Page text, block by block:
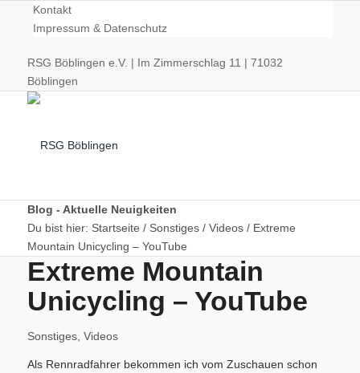
Kontakt
Impressum & Datenschutz
RSG Böblingen e.V. | Im Zimmerschlag 11 | 71032
Böblingen
Radsport
Training/Termine
Blog - Aktuelle Neuigkeiten
Du bist hier: Startseite / Sonstiges / Videos / Extreme
Mountain Unicycling – YouTube
Extreme Mountain
Unicycling – YouTube
Sonstiges, Videos
Als Rennradfahrer bekommen ich vom Zuschauen schon